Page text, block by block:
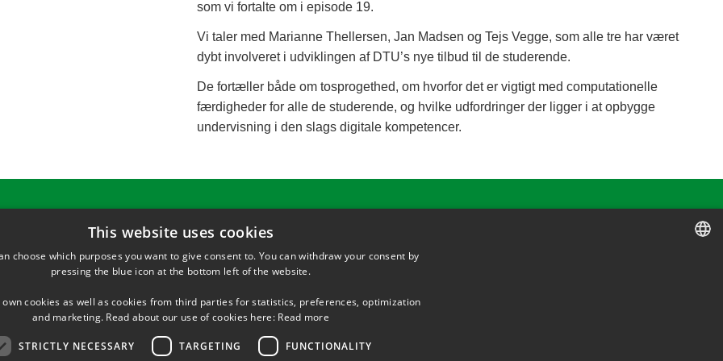
som vi fortalte om i episode 19.
Vi taler med Marianne Thellersen, Jan Madsen og Tejs Vegge, som alle tre har været
dybt involveret i udviklingen af DTU’s nye tilbud til de studerende.
De fortæller både om tosprogethed, om hvorfor det er vigtigt med computationelle
færdigheder for alle de studerende, og hvilke udfordringer der ligger i at opbygge
undervisning i den slags digitale kompetencer.
SHORTCUTS
Directions/map
This website uses cookies
choose which purposes you want to give consent to. You can withdraw your consent by
pressing the blue icon at the bottom left of the website.
own cookies as well as cookies from third parties for statistics, preferences, optimization
and marketing. Read about our use of cookies here: Read more
STRICTLY NECESSARY TARGETING FUNCTIONALITY